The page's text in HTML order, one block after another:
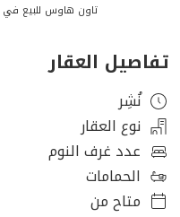
تاون هاوس للبيع في
تفاصيل العقار
نُشِر
نوع العقار
عدد غرف النوم
الحمامات
متاح من